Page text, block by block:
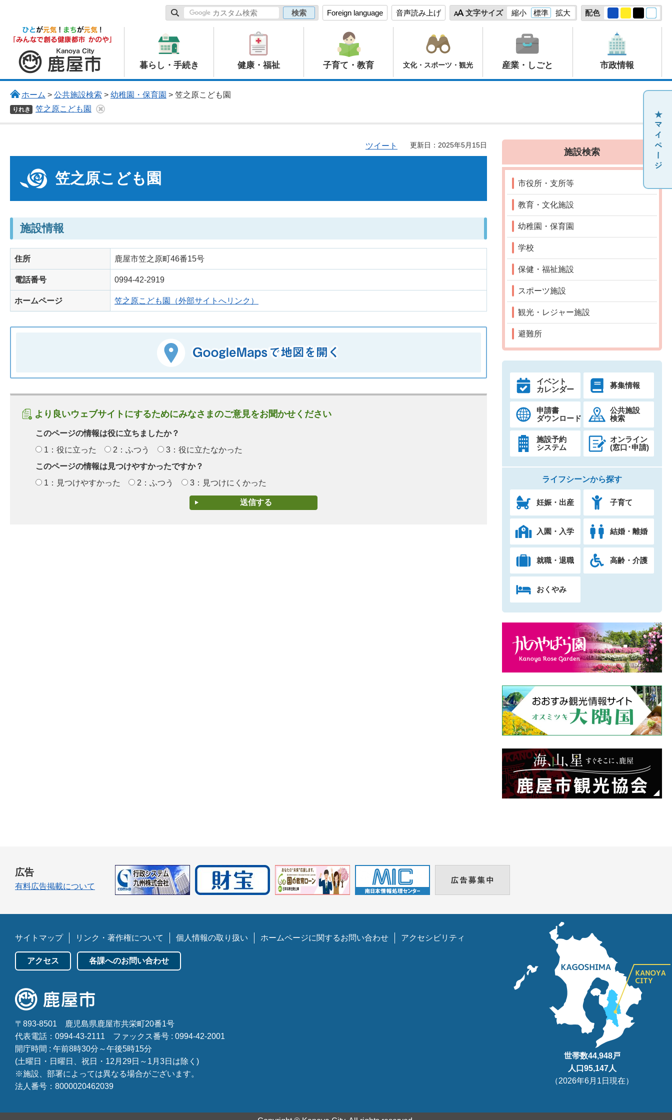
Foreign language 音声読み上げ 文字サイズ 縮小 標準 拡大 配色
鹿屋市
暮らし・手続き 健康・福祉 子育て・教育 文化・スポーツ・観光 産業・しごと 市政情報
ホーム > 公共施設検索 > 幼稚園・保育園 > 笠之原こども園
りれき 笠之原こども園
ツイート 更新日：2025年5月15日
笠之原こども園
施設情報
住所 鹿屋市笠之原町46番15号
電話番号 0994-42-2919
ホームページ 笠之原こども園（外部サイトへリンク）
より良いウェブサイトにするためにみなさまのご意見をお聞かせください
このページの情報は役に立ちましたか？
1：役に立った
2：ふつう
3：役に立たなかった
このページの情報は見つけやすかったですか？
1：見つけやすかった
2：ふつう 3：見つけにくかった
施設検索
市役所・支所等
教育・文化施設
幼稚園・保育園
学校
保健・福祉施設
スポーツ施設
観光・レジャー施設
避難所
イベント
カレンダー
募集情報
申請書
ダウンロード
公共施設
検索
施設予約
システム
オンライン
(窓口･申請)
ライフシーンから探す
妊娠・出産 子育て
入園・入学 結婚・離婚
就職・退職 高齢・介護
おくやみ
広告
有料広告掲載について
サイトマップ リンク・著作権について 個人情報の取り扱い ホームページに関するお問い合わせ アクセシビリティ
アクセス 各課へのお問い合わせ
〒893-8501
鹿児島県鹿屋市共栄町20番1号
代表電話：0994-43-2111
ファックス番号 : 0994-42-2001
開庁時間 : 午前8時30分～午後5時15分
(土曜日・日曜日、祝日・12月29日～1月3日は除く)
※施設、部署によっては異なる場合がございます。
法人番号：8000020462039
世帯数44,948戸
人口95,147人
（2026年6月1日現在）